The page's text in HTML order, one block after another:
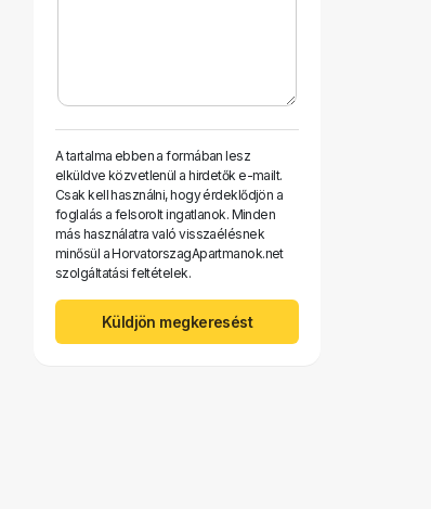
A tartalma ebben a formában lesz
elküldve közvetlenül a hirdetők e-mailt.
Csak kell használni, hogy érdeklődjön a
foglalás a felsorolt ​​ingatlanok. Minden
más használatra való visszaélésnek
minősül a HorvatorszagApartmanok.net
szolgáltatási feltételek.
Küldjön megkeresést